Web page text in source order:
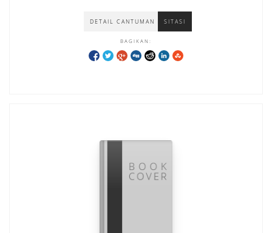
DETAIL CANTUMAN SITASI
BAGIKAN: